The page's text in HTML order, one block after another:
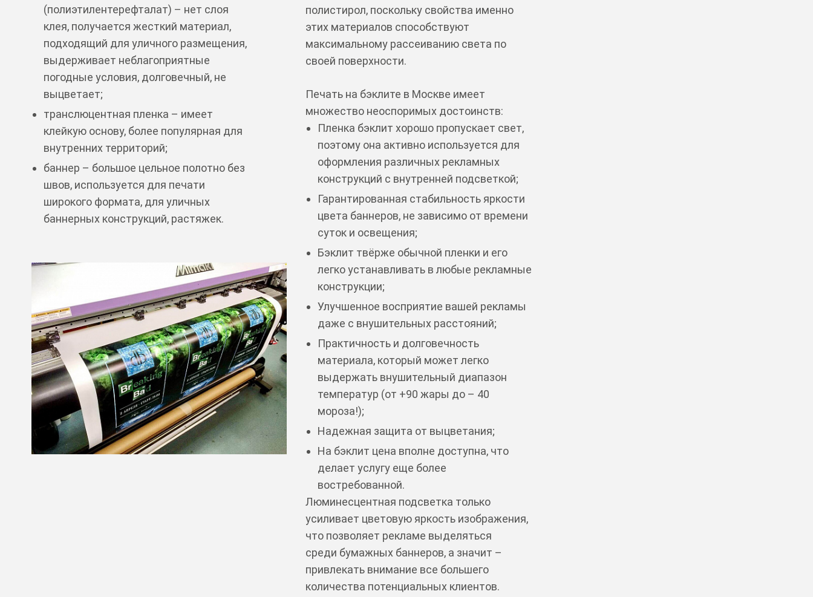
(полиэтилентерефталат) – нет слоя
клея, получается жесткий материал,
подходящий для уличного размещения,
выдерживает неблагоприятные
погодные условия, долговечный, не
выцветает;
транслюцентная пленка – имеет
клейкую основу, более популярная для
внутренних территорий;
баннер – большое цельное полотно без
швов, используется для печати
широкого формата, для уличных
баннерных конструкций, растяжек.
полистирол, поскольку свойства именно
этих материалов способствуют
максимальному рассеиванию света по
своей поверхности.
Печать на бэклите в Москве имеет
множество неоспоримых достоинств:
Пленка бэклит хорошо пропускает свет,
поэтому она активно используется для
оформления различных рекламных
конструкций с внутренней подсветкой;
Гарантированная стабильность яркости
цвета баннеров, не зависимо от времени
суток и освещения;
Бэклит твёрже обычной пленки и его
легко устанавливать в любые рекламные
конструкции;
Улучшенное восприятие вашей рекламы
даже с внушительных расстояний;
Практичность и долговечность
материала, который может легко
выдержать внушительный диапазон
температур (от +90 жары до – 40
мороза!);
Надежная защита от выцветания;
На бэклит цена вполне доступна, что
делает услугу еще более
востребованной.
Люминесцентная подсветка только
усиливает цветовую яркость изображения,
что позволяет рекламе выделяться
среди бумажных баннеров, а значит –
привлекать внимание все большего
количества потенциальных клиентов.